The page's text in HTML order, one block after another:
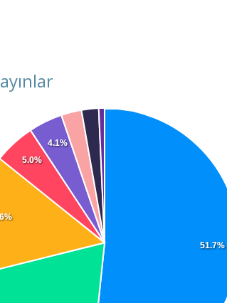
51.7%
5.0%
4.1%